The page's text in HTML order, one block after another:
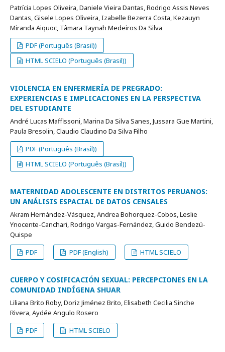
Patrícia Lopes Oliveira, Daniele Vieira Dantas, Rodrigo Assis Neves
Dantas, Gisele Lopes Oliveira, Izabelle Bezerra Costa, Kezauyn
Miranda Aiquoc, Tâmara Taynah Medeiros Da Silva
PDF (Português (Brasil))
HTML SCIELO (Português (Brasil))
VIOLENCIA EN ENFERMERÍA DE PREGRADO:
EXPERIENCIAS E IMPLICACIONES EN LA PERSPECTIVA
DEL ESTUDIANTE
André Lucas Maffissoni, Marina Da Silva Sanes, Jussara Gue Martini,
Paula Bresolin, Claudio Claudino Da Silva Filho
PDF (Português (Brasil))
HTML SCIELO (Português (Brasil))
MATERNIDAD ADOLESCENTE EN DISTRITOS PERUANOS:
UN ANÁLISIS ESPACIAL DE DATOS CENSALES
Akram Hernández-Vásquez, Andrea Bohorquez-Cobos, Leslie
Ynocente-Canchari, Rodrigo Vargas-Fernández, Guido Bendezú-
Quispe
PDF
PDF (English) HTML SCIELO
CUERPO Y COSIFICACIÓN SEXUAL: PERCEPCIONES EN LA
COMUNIDAD INDÍGENA SHUAR
Liliana Brito Roby, Doriz Jiménez Brito, Elisabeth Cecilia Sinche
Rivera, Aydée Angulo Rosero
PDF
HTML SCIELO